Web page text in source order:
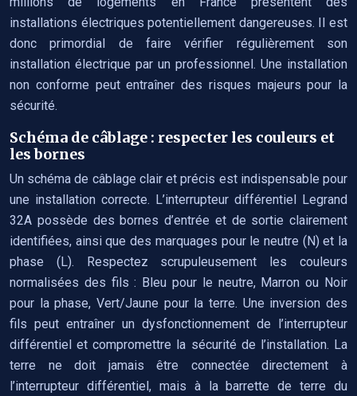
installations électriques potentiellement dangereuses. Il est
donc primordial de faire vérifier régulièrement son
installation électrique par un professionnel. Une installation
non conforme peut entraîner des risques majeurs pour la
sécurité.
Schéma de câblage : respecter les couleurs et
les bornes
Un schéma de câblage clair et précis est indispensable pour
une installation correcte. L’interrupteur différentiel Legrand
32A possède des bornes d’entrée et de sortie clairement
identifiées, ainsi que des marquages pour le neutre (N) et la
phase (L). Respectez scrupuleusement les couleurs
normalisées des fils : Bleu pour le neutre, Marron ou Noir
pour la phase, Vert/Jaune pour la terre. Une inversion des
fils peut entraîner un dysfonctionnement de l’interrupteur
différentiel et compromettre la sécurité de l’installation. La
terre ne doit jamais être connectée directement à
l’interrupteur différentiel, mais à la barrette de terre du